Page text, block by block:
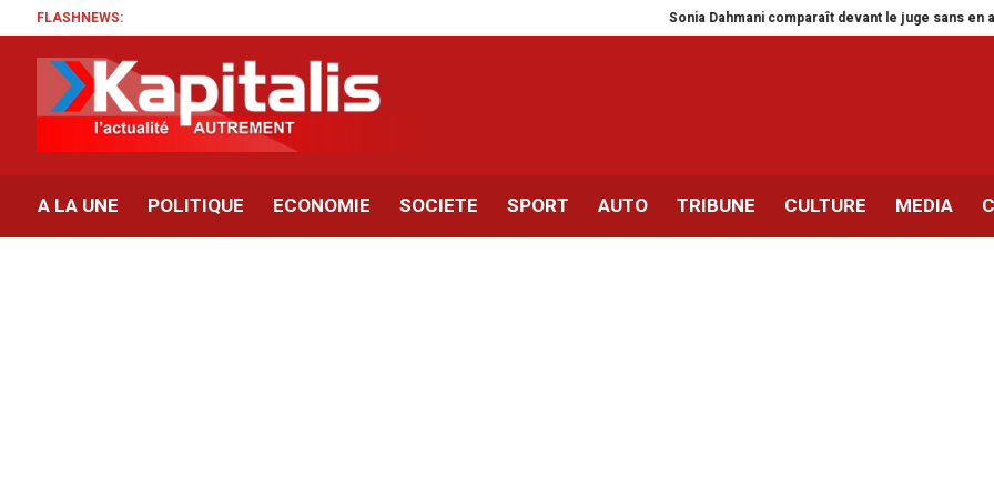
FLASHNEWS: Sonia Dahmani comparaît devant le juge sans en avoir été
A LA UNE POLITIQUE ECONOMIE SOCIETE SPORT AUTO TRIBUNE CULTURE MEDIA